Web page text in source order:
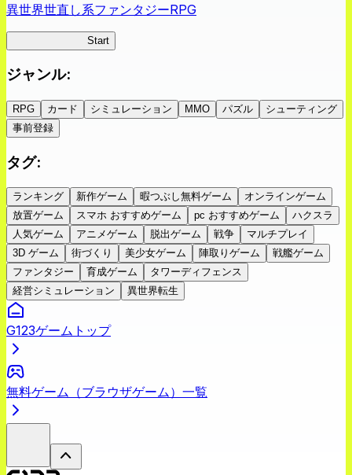
異世界世直し系ファンタジーRPG
Start
ジャンル:
RPG カード シミュレーション MMO パズル
シューティング
事前登録
タグ:
ランキング 新作ゲーム 暇つぶし無料ゲーム
オンラインゲーム
放置ゲーム
スマホ おすすめゲーム pc おすすめゲーム
ハクスラ
人気ゲーム
アニメゲーム 脱出ゲーム 戦争
マルチプレイ
3D ゲーム
街づくり 美少女ゲーム 陣取りゲーム
戦艦ゲーム
ファンタジー
育成ゲーム
タワーディフェンス
経営シミュレーション
異世界転生
G123ゲームトップ
無料ゲーム（ブラウザゲーム）一覧